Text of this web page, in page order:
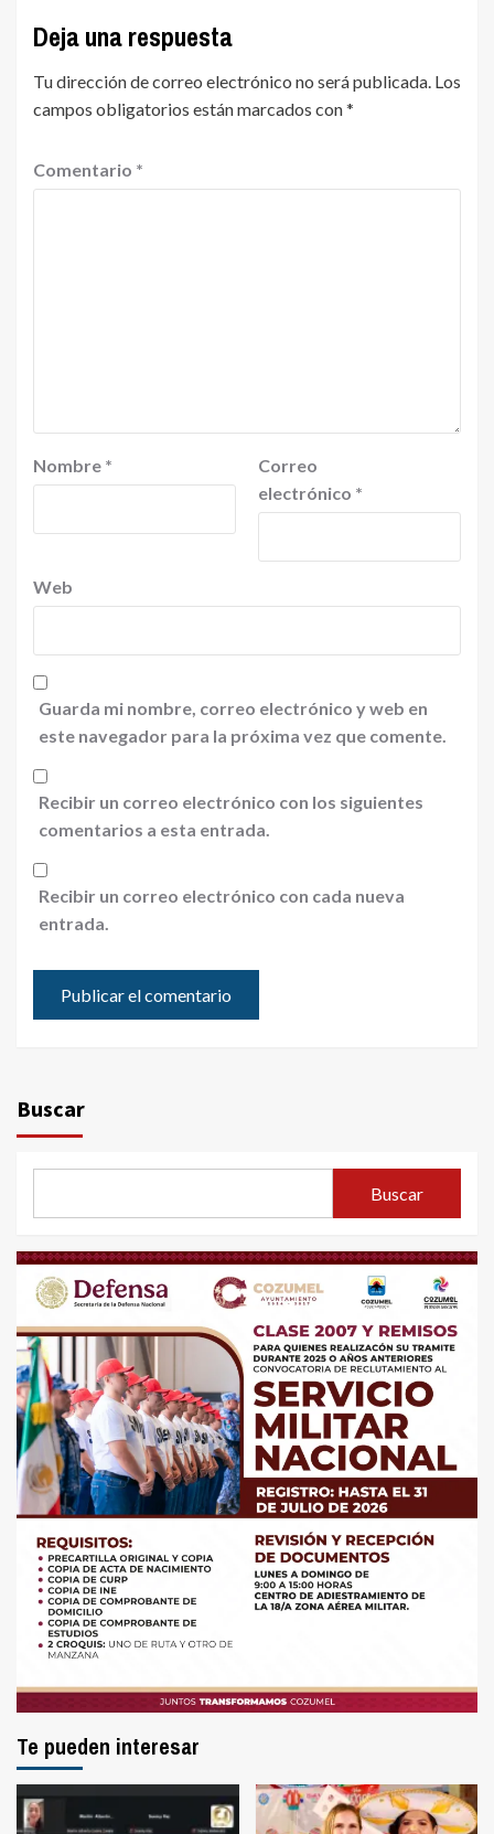
Deja una respuesta
Tu dirección de correo electrónico no será publicada. Los
campos obligatorios están marcados con*
Comentario *
Nombre *
Correo
electrónico *
Web
Guarda mi nombre, correo electrónico y web en
este navegador para la próxima vez que comente.
Recibir un correo electrónico con los siguientes
comentarios a esta entrada.
Recibir un correo electrónico con cada nueva
entrada.
Buscar
Buscar
Te pueden interesar